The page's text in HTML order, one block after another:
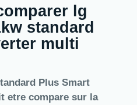
lg
standard
multi
Plus Smart
etre compare sur la